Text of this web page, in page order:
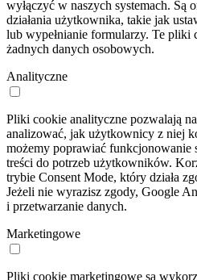
wyłączyć w naszych systemach. Są
działania użytkownika, takie jak
lub wypełnianie formularzy. Te pliki
żadnych danych osobowych.
Analityczne
Pliki cookie analityczne pozwalają
analizować, jak użytkownicy z niej
możemy poprawiać funkcjonowanie
treści do potrzeb użytkowników.
trybie Consent Mode, który działa
Jeżeli nie wyrazisz zgody, Google
i przetwarzanie danych.
Marketingowe
Pliki cookie marketingowe są